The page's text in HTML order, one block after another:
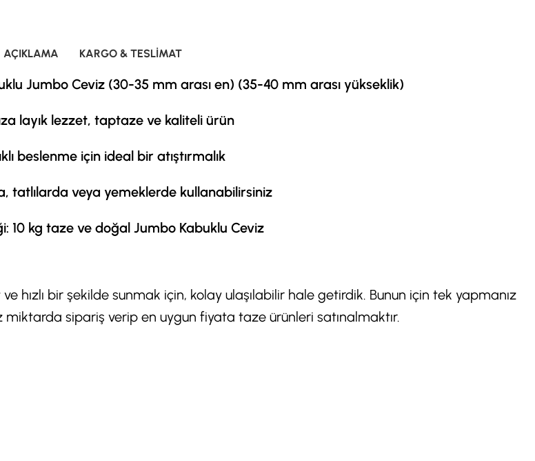
AÇIKLAMA KARGO & TESLIMAT
Jumbo Ceviz (30-35 mm arası en) (35-40 mm arası yükseklik)
layık lezzet, taptaze ve kaliteli ürün
beslenme için ideal bir atıştırmalık
tatlılarda veya yemeklerde kullanabilirsiniz
10 kg taze ve doğal Jumbo Kabuklu Ceviz
hızlı bir şekilde sunmak için, kolay ulaşılabilir hale getirdik. Bunun için tek yapmanız
sipariş verip en uygun fiyata taze ürünleri satınalmaktır.